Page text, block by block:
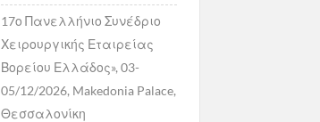
17ο Πανελλήνιο Συνέδριο
Χειρουργικής Εταιρείας
Βορείου Ελλάδος», 03-
05/12/2026, Makedonia Palace,
Θεσσαλονίκη